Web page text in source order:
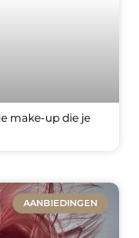
make-up die je
AANBIEDINGEN